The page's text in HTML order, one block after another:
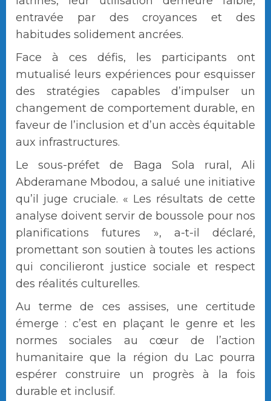
entravée par des croyances et des
habitudes solidement ancrées.
Face à ces défis, les participants ont
mutualisé leurs expériences pour esquisser
des stratégies capables d’impulser un
changement de comportement durable, en
faveur de l’inclusion et d’un accès équitable
aux infrastructures.
Le sous-préfet de Baga Sola rural, Ali
Abderamane Mbodou, a salué une initiative
qu’il juge cruciale. « Les résultats de cette
analyse doivent servir de boussole pour nos
planifications futures », a-t-il déclaré,
promettant son soutien à toutes les actions
qui concilieront justice sociale et respect
des réalités culturelles.
Au terme de ces assises, une certitude
émerge : c’est en plaçant le genre et les
normes sociales au cœur de l’action
humanitaire que la région du Lac pourra
espérer construire un progrès à la fois
durable et inclusif.